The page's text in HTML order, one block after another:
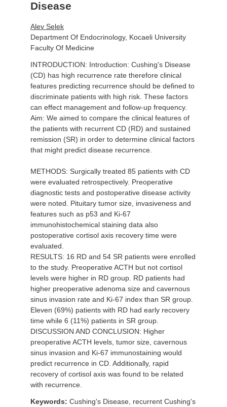
Disease
Alev Selek
Department Of Endocrinology, Kocaeli University
Faculty Of Medicine
INTRODUCTION: Introduction: Cushing's Disease
(CD) has high recurrence rate therefore clinical
features predicting recurrence should be defined to
discriminate patients with high risk. These factors
can effect management and follow-up frequency.
Aim: We aimed to compare the clinical features of
the patients with recurrent CD (RD) and sustained
remission (SR) in order to determine clinical factors
that might predict disease recurrence.
METHODS: Surgically treated 85 patients with CD
were evaluated retrospectively. Preoperative
diagnostic tests and postoperative disease activity
were noted. Pituitary tumor size, invasiveness and
features such as p53 and Ki-67
immunohistochemical staining data also
postoperative cortisol axis recovery time were
evaluated.
RESULTS: 16 RD and 54 SR patients were enrolled
to the study. Preoperative ACTH but not cortisol
levels were higher in RD group. RD patients had
higher preoperative adenoma size and cavernous
sinus invasion rate and Ki-67 index than SR group.
Eleven (69%) patients with RD had early recovery
time while 6 (11%) patients in SR group.
DISCUSSION AND CONCLUSION: Higher
preoperative ACTH levels, tumor size, cavernous
sinus invasion and Ki-67 immunostaining would
predict recurrence in CD. Additionally, rapid
recovery of cortisol axis was found to be related
with recurrence.
Keywords: Cushing's Disease, recurrent Cushing's